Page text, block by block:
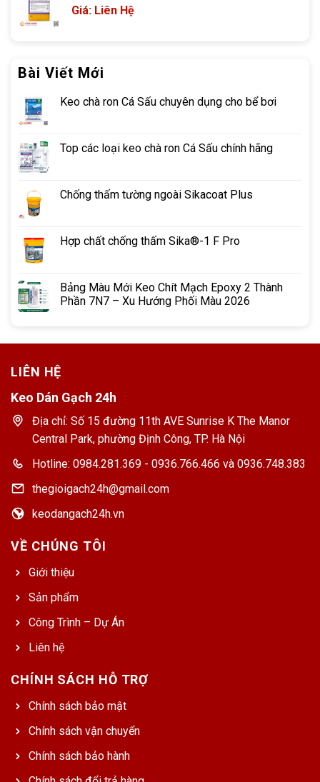
Giá: Liên Hệ
Bài Viết Mới
Keo chà ron Cá Sấu chuyên dụng cho bể bơi
Top các loại keo chà ron Cá Sấu chính hãng
Chống thấm tường ngoài Sikacoat Plus
Hợp chất chống thấm Sika®-1 F Pro
Bảng Màu Mới Keo Chít Mạch Epoxy 2 Thành
Phần 7N7 – Xu Hướng Phối Màu 2026
LIÊN HỆ
Keo Dán Gạch 24h
Địa chỉ: Số 15 đường 11th AVE Sunrise K The Manor
Central Park, phường Định Công, TP. Hà Nội
Hotline: 0984.281.369 - 0936.766.466 và 0936.748.383
thegioigach24h@gmail.com
keodangach24h.vn
VỀ CHÚNG TÔI
Giới thiệu
Sản phẩm
Công Trình – Dự Án
Liên hệ
CHÍNH SÁCH HỖ TRỢ
Chính sách bảo mật
Chính sách vận chuyển
Chính sách bảo hành